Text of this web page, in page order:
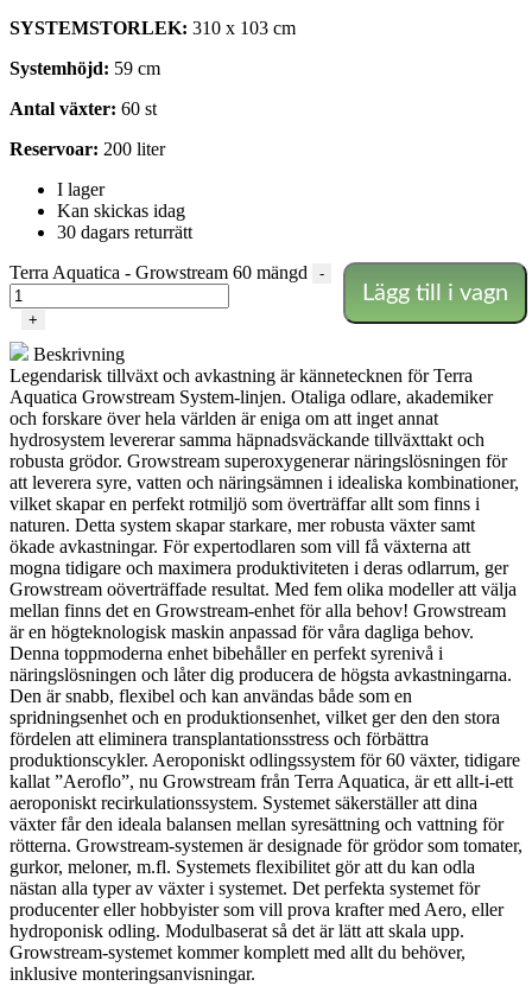
SYSTEMSTORLEK: 310 x 103 cm
Systemhöjd: 59 cm
Antal växter: 60 st
Reservoar: 200 liter
I lager
Kan skickas idag
30 dagars returrätt
Terra Aquatica - Growstream 60 mängd
-
+
Lägg till i vagn
Beskrivning
Legendarisk tillväxt och avkastning är kännetecknen för Terra
Aquatica Growstream System-linjen. Otaliga odlare, akademiker
och forskare över hela världen är eniga om att inget annat
hydrosystem levererar samma häpnadsväckande tillväxttakt och
robusta grödor. Growstream superoxygenerar näringslösningen för
att leverera syre, vatten och näringsämnen i idealiska kombinationer,
vilket skapar en perfekt rotmiljö som överträffar allt som finns i
naturen. Detta system skapar starkare, mer robusta växter samt
ökade avkastningar. För expertodlaren som vill få växterna att
mogna tidigare och maximera produktiviteten i deras odlarrum, ger
Growstream oöverträffade resultat. Med fem olika modeller att välja
mellan finns det en Growstream-enhet för alla behov! Growstream
är en högteknologisk maskin anpassad för våra dagliga behov.
Denna toppmoderna enhet bibehåller en perfekt syrenivå i
näringslösningen och låter dig producera de högsta avkastningarna.
Den är snabb, flexibel och kan användas både som en
spridningsenhet och en produktionsenhet, vilket ger den den stora
fördelen att eliminera transplantationsstress och förbättra
produktionscykler. Aeroponiskt odlingssystem för 60 växter, tidigare
kallat ”Aeroflo”, nu Growstream från Terra Aquatica, är ett allt-i-ett
aeroponiskt recirkulationssystem. Systemet säkerställer att dina
växter får den ideala balansen mellan syresättning och vattning för
rötterna. Growstream-systemen är designade för grödor som tomater,
gurkor, meloner, m.fl. Systemets flexibilitet gör att du kan odla
nästan alla typer av växter i systemet. Det perfekta systemet för
producenter eller hobbyister som vill prova krafter med Aero, eller
hydroponisk odling. Modulbaserat så det är lätt att skala upp.
Growstream-systemet kommer komplett med allt du behöver,
inklusive monteringsanvisningar.